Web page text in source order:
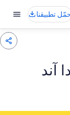
تطبيقنا
آند